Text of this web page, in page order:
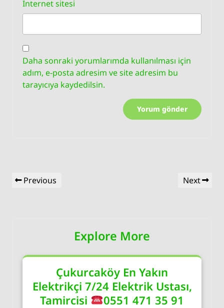
İnternet sitesi
Daha sonraki yorumlarımda kullanılması için
adım, e-posta adresim ve site adresim bu
tarayıcıya kaydedilsin.
Yazı
gezinmesi
Previous
Previous
Next
Next
Explore More
Çukurcaköy En Yakın
Elektrikçi 7/24 Elektrik Ustası,
Tamircisi
0551 471 35 91